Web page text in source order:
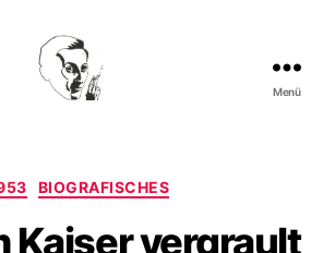
Menü
Kategorien
BIOGRAFISCHES
Kaiser vergrault